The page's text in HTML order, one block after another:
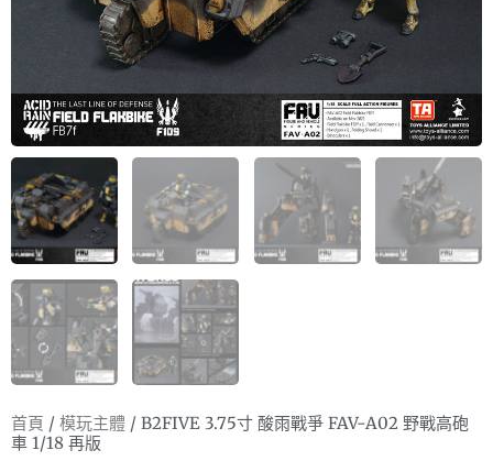
首頁 / 模玩主體 / B2FIVE 3.75寸 酸雨戰爭 FAV-A02 野戰高砲
車 1/18 再版